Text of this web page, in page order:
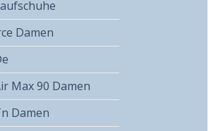
Damen
Max 90 Damen
Damen